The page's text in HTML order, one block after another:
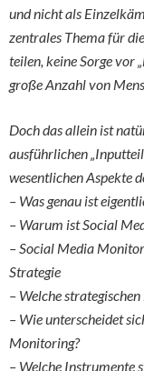
und nicht als
zentrales Thema für
teilen, keine Sorge vor
große Anzahl von
Doch das allein ist
ausführlichen
wesentlichen Aspekte
– Was genau ist
– Warum ist Social
– Social Media
Strategie
– Welche
– Wie unterscheidet
Monitoring?
– Welche Instrumente